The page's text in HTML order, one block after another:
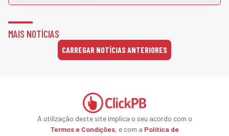
MAIS NOTÍCIAS
CARREGAR NOTÍCIAS ANTERIORES
A utilização deste site implica o seu acordo com o
Termos e Condições, e com a Política de